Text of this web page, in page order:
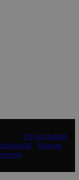
Privacybeleid
Sitemap|